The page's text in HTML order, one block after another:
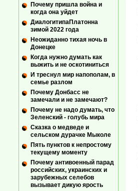
Почему пришла война и
когда она уйдет
ДиалогитипаПлатонна
зимой 2022 года
Неожиданно тихая ночь в
Донецке
Когда нужно думать как
выжить и не оскотиниться
И треснул мир напополам, в
семье разлом
Почему Донбасс не
замечали и не замечают?
Почему не надо думать, что
Зеленский - голубь мира
Сказка о медведе и
сельском дурачке Мыколе
Пять пунктов к непростому
текущему моменту
Почему антивоенный парад
российских, украинских и
зарубежных селебов
вызывает дикую ярость